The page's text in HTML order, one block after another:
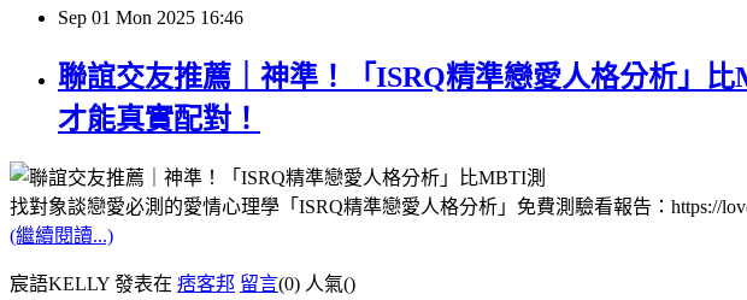
Sep 01 Mon 2025 16:46
聯誼交友推薦｜神準！「ISRQ精準戀愛人格分析」
才能真實配對！
找對象談戀愛必測的愛情心理學「ISRQ精準戀愛人格分析」免費測驗看報告：https://
(繼續閱讀...)
宸語KELLY 發表在 痞客邦 留言(0) 人氣()